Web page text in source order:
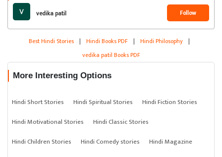
vedika patil Follow
Best Hindi Stories | Hindi Books PDF | Hindi Philosophy |
vedika patil Books PDF
More Interesting Options
Hindi Short Stories Hindi Spiritual Stories
Hindi Fiction Stories
Hindi Motivational Stories
Hindi Classic Stories
Hindi Children Stories
Hindi Comedy stories
Hindi Magazine